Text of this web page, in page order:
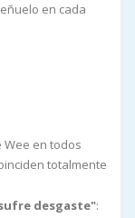
en cada
Wee en todos
totalmente
desgaste":